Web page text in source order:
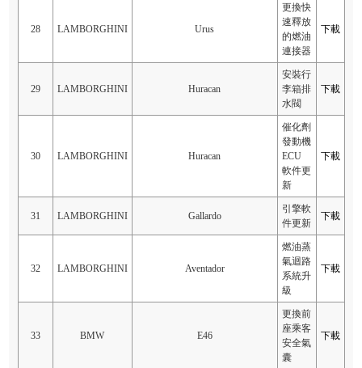
28 LAMBORGHINI Urus
更換快
速釋放
的燃油
連接器
下載
29 LAMBORGHINI Huracan
安裝行
李箱排
水閥
下載
30 LAMBORGHINI Huracan
催化劑
發動機
ECU
軟件更
新
下載
31 LAMBORGHINI Gallardo
引擎軟
件更新
下載
32 LAMBORGHINI Aventador
燃油蒸
氣迴路
系統升
級
下載
33 BMW E46
更換前
座乘客
安全氣
囊
下載